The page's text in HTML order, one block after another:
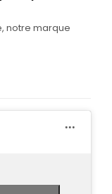
notre marque